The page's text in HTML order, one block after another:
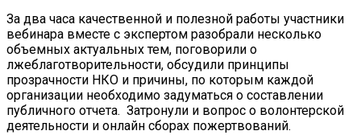
За два часа качественной и полезной работы участники
вебинара вместе с экспертом разобрали несколько
объемных актуальных тем, поговорили о
лжеблаготворительности, обсудили принципы
прозрачности НКО и причины, по которым каждой
организации необходимо задуматься о составлении
публичного отчета. Затронули и вопрос о волонтерской
деятельности и онлайн сборах пожертвований.